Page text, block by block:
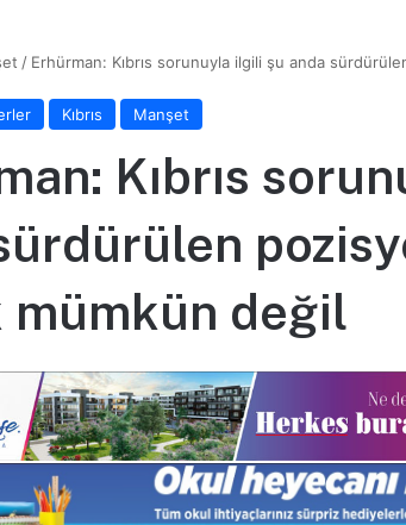
/ Erhürman: Kıbrıs sorunuyla ilgili şu anda
Kıbrıs Manşet
Kıbrıs
mümkün değil